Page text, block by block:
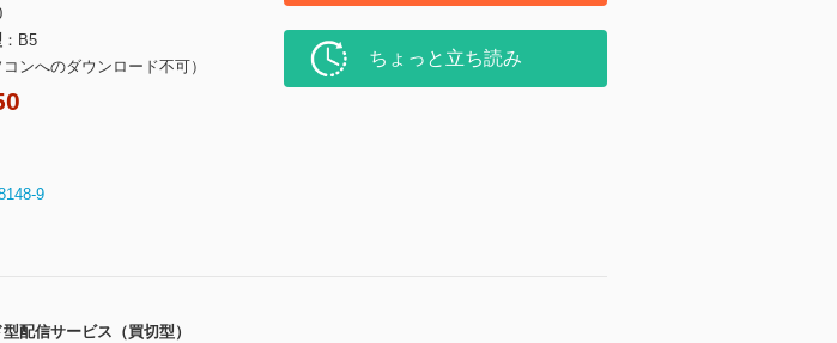
B5
ンへのダウンロード不可）
9
ちょっと立ち読み
配信サービス（買切型）